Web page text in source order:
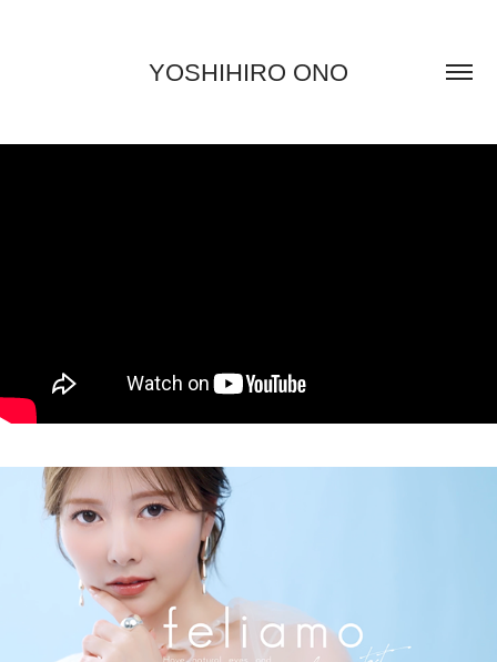
YOSHIHIRO ONO
白石麻衣イメージモデルカラコン『feliamo（フェリアモ）』2023年新色イメージ
ムービー